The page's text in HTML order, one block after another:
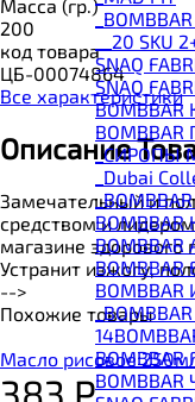
__20 SKU
SNAQ
SNAQ
_CИРОПЫ
_Dubai
BOMBBAR
BOMBBAR
BOMBBAR
BOMBBAR
BOMBBAR
Масса (гр.)
200
код товара
ЦБ-00074864
Все характеристики
Описание
Замечательный и
средством и
магазине
Устранит изжогу,
-->
Похожие товары
Масло рисовое
383 Р